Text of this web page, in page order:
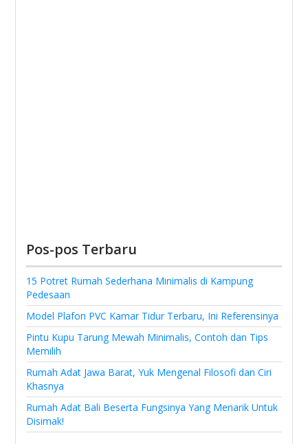
Pos-pos Terbaru
15 Potret Rumah Sederhana Minimalis di Kampung
Pedesaan
Model Plafon PVC Kamar Tidur Terbaru, Ini Referensinya
Pintu Kupu Tarung Mewah Minimalis, Contoh dan Tips
Memilih
Rumah Adat Jawa Barat, Yuk Mengenal Filosofi dan Ciri
Khasnya
Rumah Adat Bali Beserta Fungsinya Yang Menarik Untuk
Disimak!